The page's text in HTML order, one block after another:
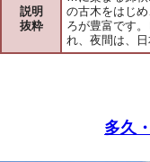
説明
抜粋
の古木をはじ
ろが豊富です
れ、夜間は、
多久